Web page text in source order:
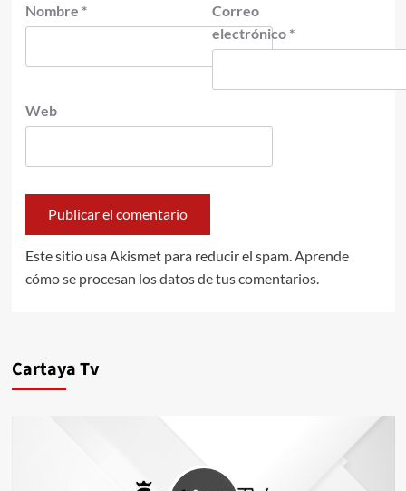
Nombre *
Correo
electrónico *
Web
Este sitio usa Akismet para reducir el spam. Aprende
cómo se procesan los datos de tus comentarios.
Cartaya Tv